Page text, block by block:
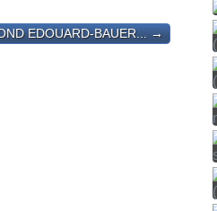
EDOUARD-BAUER... →